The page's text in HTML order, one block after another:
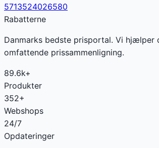
5713524026580
Rabatterne
Danmarks bedste prisportal. Vi hjælper
omfattende prissammenligning.
89.6k+
Produkter
352+
Webshops
24/7
Opdateringer